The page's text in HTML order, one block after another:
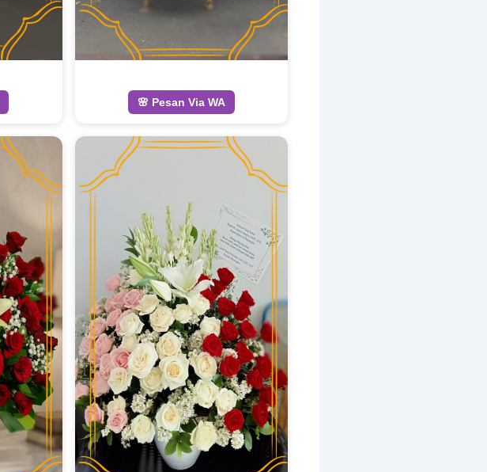
🌸 Pesan Via WA